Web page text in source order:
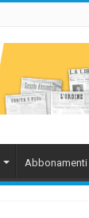
Abbonamenti